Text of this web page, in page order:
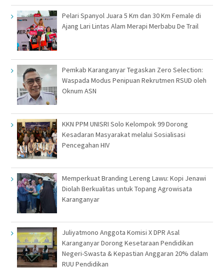
Pelari Spanyol Juara 5 Km dan 30 Km Female di
Ajang Lari Lintas Alam Merapi Merbabu De Trail
Pemkab Karanganyar Tegaskan Zero Selection:
Waspada Modus Penipuan Rekrutmen RSUD oleh
Oknum ASN
KKN PPM UNISRI Solo Kelompok 99 Dorong
Kesadaran Masyarakat melalui Sosialisasi
Pencegahan HIV
Memperkuat Branding Lereng Lawu: Kopi Jenawi
Diolah Berkualitas untuk Topang Agrowisata
Karanganyar
Juliyatmono Anggota Komisi X DPR Asal
Karanganyar Dorong Kesetaraan Pendidikan
Negeri-Swasta & Kepastian Anggaran 20% dalam
RUU Pendidikan